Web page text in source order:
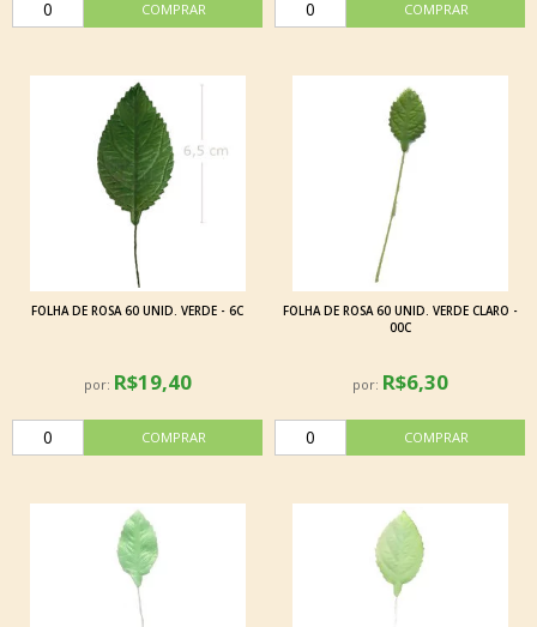
FOLHA DE ROSA 60 UNID. VERDE - 6C
por: R$19,40
FOLHA DE ROSA 60 UNID. VERDE CLARO -
00C
por: R$6,30